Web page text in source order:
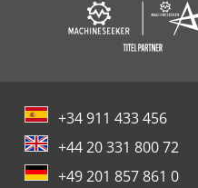
+34 911 433 456
+44 20 331 800 72
+49 201 857 861 0